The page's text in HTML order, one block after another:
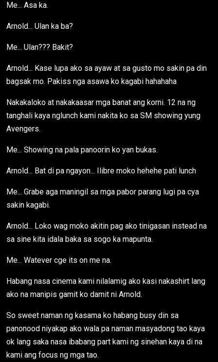
Me... Asa ka.
Arnold... Ulan ka ba?
Me... Ulan??? Bakit?
Arnold... Kase lupa ako sa ayaw at sa gusto mo sakin pa din
bagsak mo. Pakiss nga asawa ko kagabi hahahaha
Nakakaloko at nakakaasar mga banat ang korni. 12 na ng
tanghali kaya nglunch kami nakita ko sa SM showing yung
Avengers.
Me... Showing na pala panoorin ko yan bukas.
Arnold... Bat di pa ngayon... Ilibre moko hehehe pati lunch
Me... Grabe aga maningil sa mga pabor parang lugi pa cya
sakin kagabi.
Arnold... Loko wag moko akitin pag ako tinigasan instead na
sa sine kita idala baka sa sogo ka mapunta.
Me... Watever cge its on me na.
Habang nasa cinema kami nilalamig ako kasi nakashirt lang
ako na manipis gamit ko damit ni Arnold.
So sweet naman ng kasama ko habang busy din sa
panonood niyakap ako wala pa naman masyadong tao kaya
ok lang saka nasa ibabang part kami ng sinehan kaya di na
kami ang focus ng mga tao.